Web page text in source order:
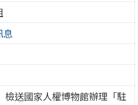
息
檢送國家人權博物館辦理「駐